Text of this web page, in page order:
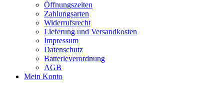
Öffnungszeiten
Zahlungsarten
Widerrufsrecht
Lieferung und Versandkosten
Impressum
Datenschutz
Batterieverordnung
AGB
Mein Konto